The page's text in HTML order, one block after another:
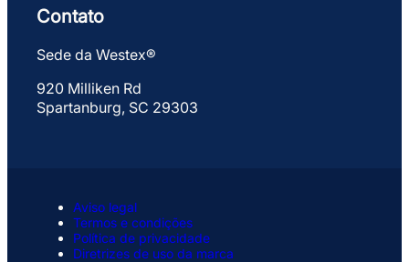
Contato
Sede da Westex®
920 Milliken Rd
Spartanburg, SC 29303
Aviso legal
Termos e condições
Política de privacidade
Diretrizes de uso da marca